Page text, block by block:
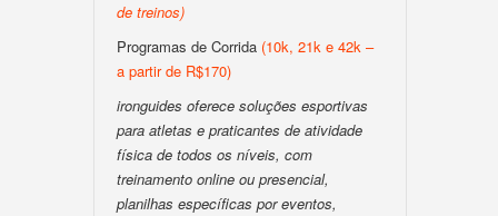
de treinos)
Programas de Corrida (10k, 21k e 42k –
a partir de R$170)
ironguides oferece soluções esportivas
para atletas e praticantes de atividade
física de todos os níveis, com
treinamento online ou presencial,
planilhas específicas por eventos,